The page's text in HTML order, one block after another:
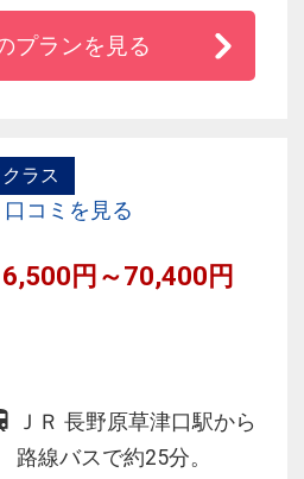
る。天然温泉が満たす露
効能豊かで美肌の湯とも
盛り込んだ会席料理をご
プランを見る
ラス
口コミを見る
円～70,400円
ＪＲ 長野原草津口駅から
路線バスで約25分。